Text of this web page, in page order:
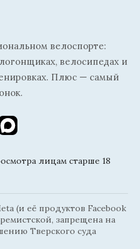
велоспорте:
велосипедах и
Плюс — самый
лицам старше 18
(и её продуктов Facebook
запрещена на
Тверского суда